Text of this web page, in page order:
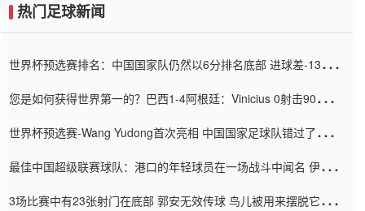
热门足球新闻
世界杯预选赛排名：中国国家队仍然以6分排名底部 进球差-13令人
您是如何获得世界第一的？巴西1-4阿根廷：Vinicius 0射击90分钟
世界杯预选赛-Wang Yudong首次亮相 中国国家足球队错过了世界
最佳中国超级联赛球队：港口的年轻球员在一场战斗中闻名 伊万放
3场比赛中有23张射门在底部 郭安无效传球 鸟儿被用来摆脱它